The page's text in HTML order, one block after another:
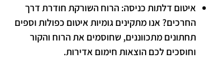
איטום דלתות כניסה: הרוח השורקת חודרת דרך
החרכים? אנו מתקינים גומיות איטום כפולות וספים
תחתונים מתכווננים, שחוסמים את הרוח והקור
וחוסכים לכם הוצאות חימום אדירות.